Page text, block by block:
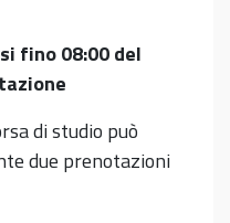
fino 08:00 del
di studio può
due prenotazioni